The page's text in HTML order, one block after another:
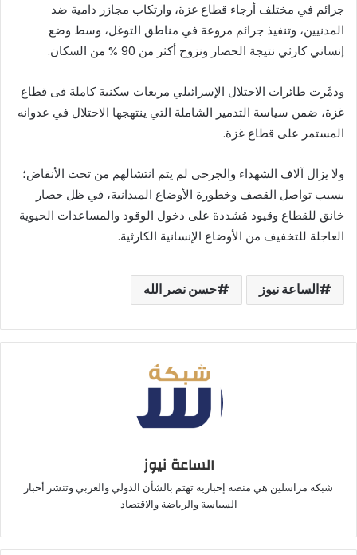
جرائم في مختلف أرجاء قطاع غزة، وارتكاب مجازر دامية ضد
المدنيين، وتنفيذ جرائم مروعة في مناطق التوغل، وسط وضع
إنساني كارثي نتيجة الحصار ونزوح أكثر من 90 % من السكان.
ودمَّرت طائرات الاحتلال الإسرائيلي مربعات سكنية كاملة فى قطاع
غزة، ضمن سياسة التدمير الشاملة التي ينتهجها الاحتلال في عدوانه
المستمر على قطاع غزة.
ولا يزال آلاف الشهداء والجرحى لم يتم انتشالهم من تحت الأنقاض؛
بسبب تواصل القصف وخطورة الأوضاع الميدانية، في ظل حصار
خانق للقطاع وقيود مُشددة على دخول الوقود والمساعدات الحيوية
العاجلة للتخفيف من الأوضاع الإنسانية الكارثية.
الساعة نيوز حسن نصر الله
الساعة نيوز
شبكة مراسلين هي منصة إخبارية تهتم بالشأن الدولي والعربي وتنشر أخبار
السياسة والرياضة والاقتصاد